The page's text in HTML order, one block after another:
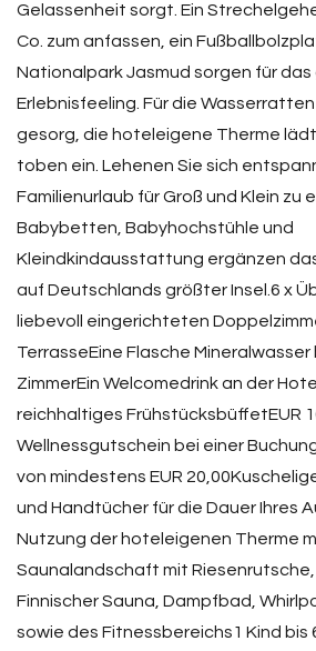
Gelassenheit sorgt. Ein
Co. zum anfassen, ein
Nationalpark Jasmud sorgen für das
Erlebnisfeeling. Für die
gesorg, die hoteleigene Therme
toben ein. Lehenen Sie sich
Familienurlaub für Groß und Klein zu
Babybetten, Babyhochstühle und
Kleindkindausstattung ergänzen
auf Deutschlands größter Insel.6 x
liebevoll eingerichteten
TerrasseEine Flasche
ZimmerEin Welcomedrink an der
reichhaltiges FrühstücksbüffetEUR
Wellnessgutschein bei einer
von mindestens EUR
und Handtücher für die Dauer Ihres
Nutzung der hoteleigenen Therme
Saunalandschaft mit Riesenrutsche,
Finnischer Sauna, Dampfbad,
sowie des Fitnessbereichs1 Kind bis